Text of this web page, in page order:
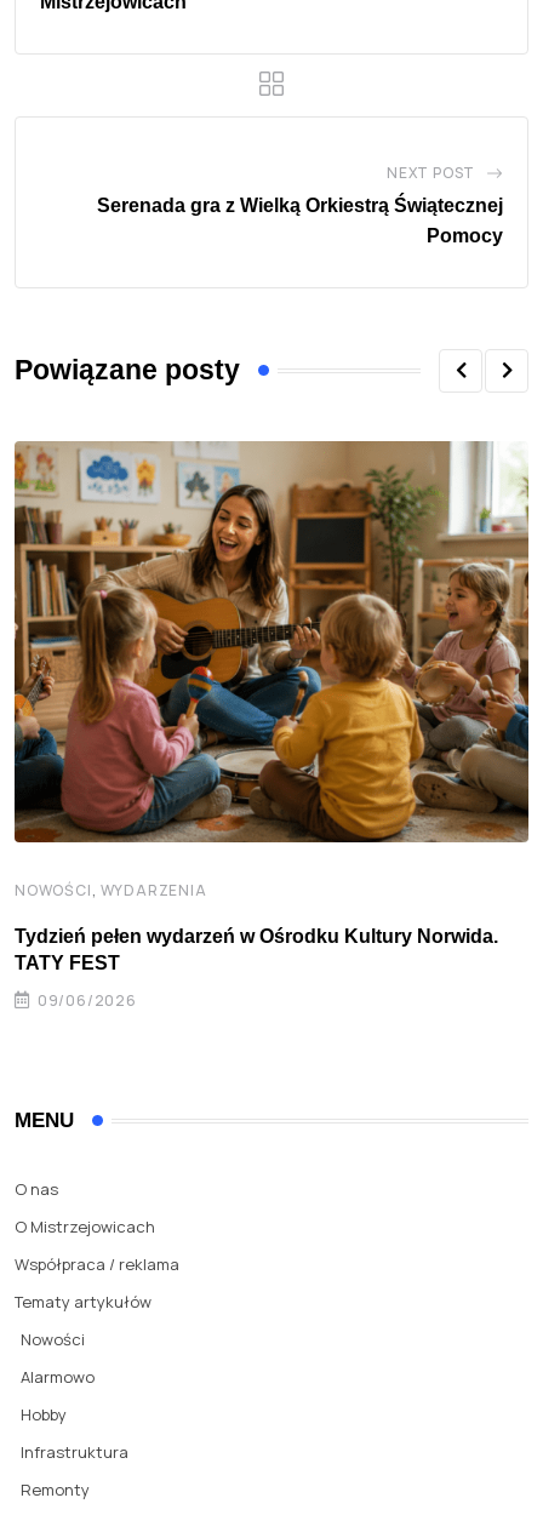
NEXT POST
Serenada gra z Wielką Orkiestrą Świątecznej
Pomocy
Powiązane posty
NOWOŚCI, WYDARZENIA
Tydzień pełen wydarzeń w Ośrodku Kultury Norwida.
TATY FEST
09/06/2026
MENU
O nas
O Mistrzejowicach
Współpraca / reklama
Tematy artykułów
Nowości
Alarmowo
Hobby
Infrastruktura
Remonty